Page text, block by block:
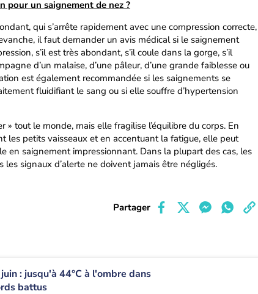
pour un saignement de nez ?
qui s’arrête rapidement avec une compression correcte,
il faut demander un avis médical si le saignement
s’il est très abondant, s’il coule dans la gorge, s’il
d’un malaise, d’une pâleur, d’une grande faiblesse ou
est également recommandée si les saignements se
fluidifiant le sang ou si elle souffre d’hypertension
» tout le monde, mais elle fragilise l’équilibre du corps. En
les petits vaisseaux et en accentuant la fatigue, elle peut
en saignement impressionnant. Dans la plupart des cas, les
les signaux d’alerte ne doivent jamais être négligés.
Partager
: jusqu'à 44°C à l'ombre dans
battus